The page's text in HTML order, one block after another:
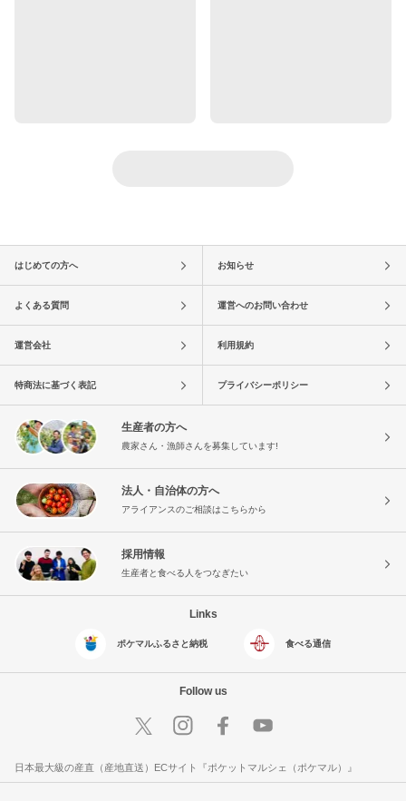
はじめての方へ お知らせ
よくある質問 運営へのお問い合わせ
運営会社 利用規約
特商法に基づく表記 プライバシーポリシー
生産者の方へ
農家さん・漁師さんを募集しています!
法人・自治体の方へ
アライアンスのご相談はこちらから
採用情報
生産者と食べる人をつなぎたい
Links
ポケマルふるさと納税 食べる通信
Follow us
日本最大級の産直（産地直送）ECサイト『ポケットマルシェ（ポケマル）』